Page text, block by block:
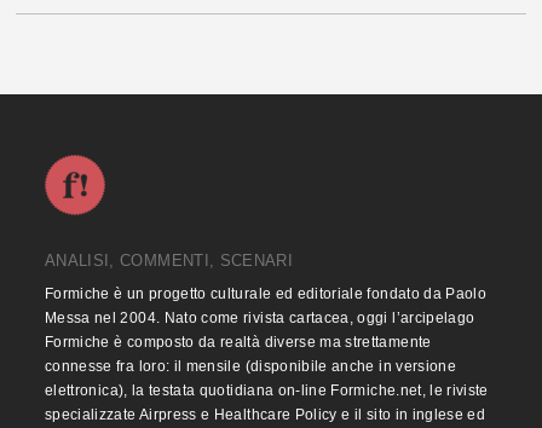
ANALISI, COMMENTI, SCENARI
Formiche è un progetto culturale ed editoriale fondato da Paolo
Messa nel 2004. Nato come rivista cartacea, oggi l’arcipelago
Formiche è composto da realtà diverse ma strettamente
connesse fra loro: il mensile (disponibile anche in versione
elettronica), la testata quotidiana on-line Formiche.net, le riviste
specializzate Airpress e Healthcare Policy e il sito in inglese ed